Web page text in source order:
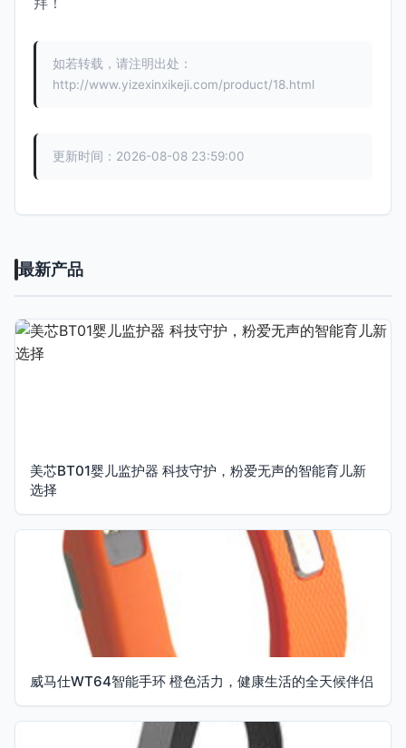
如若转载，请注明出处：
http://www.yizexinxikeji.com/product/18.html
更新时间：2026-08-08 23:59:00
最新产品
美芯BT01婴儿监护器 科技守护，粉爱无声的智能育儿新
选择
威马仕WT64智能手环 橙色活力，健康生活的全天候伴侣